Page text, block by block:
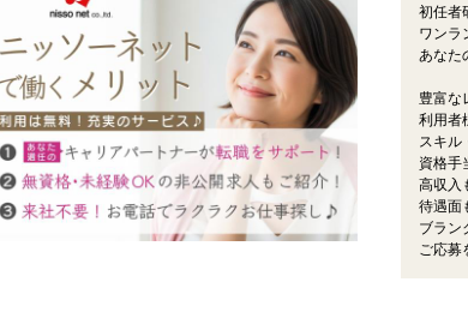
初任者
ワンラ
あなた
豊富な
利用者
スキル
資格手
高収入
待遇面
ブラン
ご応募